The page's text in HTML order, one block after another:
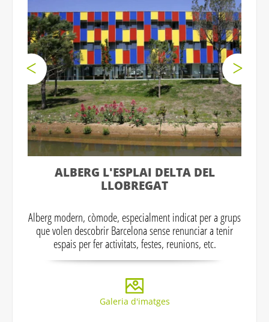
ALBERG L'ESPLAI DELTA DEL
LLOBREGAT
Alberg modern, còmode, especialment indicat per a grups
que volen descobrir Barcelona sense renunciar a tenir
espais per fer activitats, festes, reunions, etc.
Galeria d'imatges